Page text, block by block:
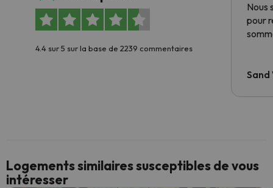
4.4 sur 5 sur la base de 2239 commentaires
Nous
pour
Sand
Logements similaires susceptibles de vous
intéresser